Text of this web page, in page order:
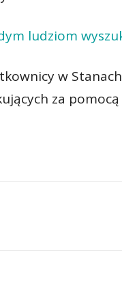
ludziom
w Stanach
za pomocą